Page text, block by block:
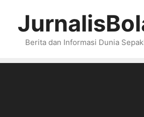
Berita dan Informasi Dunia